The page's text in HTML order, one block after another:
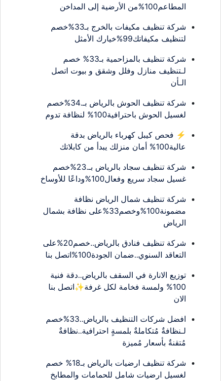
المطاعم100%من الأرضية إلى المداخن
شركة تنظيف مكيفات بالخرج بـ33%خصم
لتنظيف مكيفاتك99%خيارك الأمثل
شركة تنظيف بالمزاحمية بـ33% خصم
لـتنظيف منازل وفلل وشقق و بيوت اتصل
الـأن
شركة تنظيف الحوش بالرياض بـ.34%خصم
لغسيل الحوش باحترافية100% لنظافة تدوم
⚡ فحص كيبل كهرباء بالرياض بدقة
عالية100% أمان منزلك يبدأ من كابلاتك
شركة تنظيف سجاد بالرياض بـ.23%خصم
غسيل سجاد سريع وفعال100%وداعًا للأوساخ
شركة تنظيف شمال الرياض نظافة
مضمونة100%وخصم33%على نظافة بشمال
الرياض
شركة تنظيف فنادق بالرياض..خصم20%على
التعاقد السنوي..ضمان الجودة100%اتصل بنا
توزيع الانارة في السقف بالرياض..دقة فنية
100% ولمسة فخامة لكل غرفة✨اتصل بنا
الان
افضل شركات التنظيف بالرياض..33%خصم
لـنظافةٌ مُتكاملةٌ بلمسةٍ احترافية..نظافةٌ
مُتقنةٌ بأسعار مُميزة
شركة تنظيف ارضيات بالرياض بـ18% خصم
لغسيل ارضيات شامل للحمامات والمطابخ